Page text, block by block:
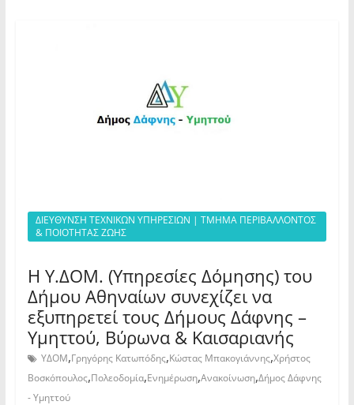
ΔΙΕΥΘΥΝΣΗ ΤΕΧΝΙΚΩΝ ΥΠΗΡΕΣΙΩΝ | ΤΜΗΜΑ ΠΕΡΙΒΑΛΛΟΝΤΟΣ
& ΠΟΙΟΤΗΤΑΣ ΖΩΗΣ
Η Υ.ΔΟΜ. (Υπηρεσίες Δόμησης) του
Δήμου Αθηναίων συνεχίζει να
εξυπηρετεί τους Δήμους Δάφνης –
Υμηττού, Βύρωνα & Καισαριανής
ΥΔΟΜ,Γρηγόρης Κατωπόδης,Κώστας Μπακογιάννης,Χρήστος
Βοσκόπουλος,Πολεοδομία,Ενημέρωση,Ανακοίνωση,Δήμος Δάφνης
- Υμηττού